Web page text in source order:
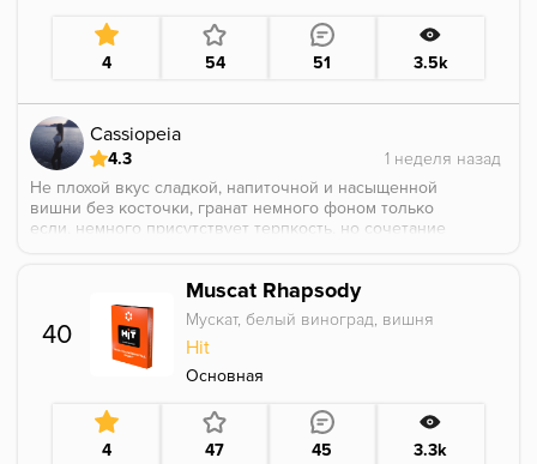
4 54 51 3.5k
Cassiopeia
4.3
Не плохой вкус сладкой, напиточной и насыщенной
вишни без косточки, гранат немного фоном только
если, немного присутствует терпкость, но сочетание
40
Muscat Rhapsody
Мускат, белый виноград, вишня
Hit
Основная
4 47 45 3.3k